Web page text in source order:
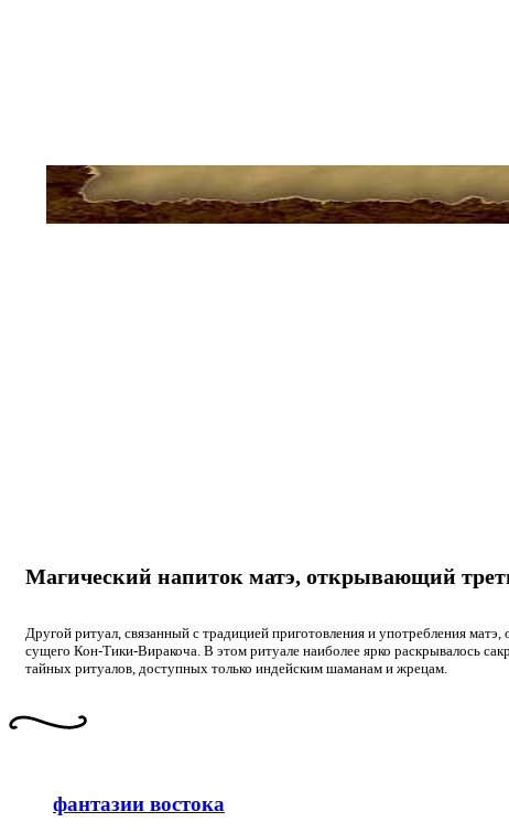
Магический напиток матэ, открывающий
Другой ритуал, связанный с традицией приготовления и употребления
сущего Кон-Тики-Виракоча. В этом ритуале наиболее ярко раскрывалось
тайных ритуалов, доступных только индейским шаманам и жрецам.
фантазии востока